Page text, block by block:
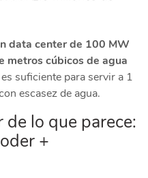
data center de 100 MW
metros cúbicos de agua
suficiente para servir a 1
escasez de agua.
de lo que parece:
+